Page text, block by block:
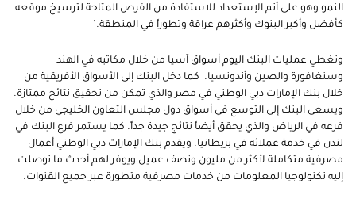
النمو وهو على أتم الإستعداد للاستفادة من الفرص المتاحة لترسيخ موقعه
كأفضل وأكبر البنوك وأكثرهم عراقة وتطوراً في المنطقة."
وتغطي عمليات البنك اليوم أسواق آسيا من خلال مكاتبه في الهند
وسنغافورة والصين وأندونسيا. كما دخل البنك إلى الأسواق الأفريقية من
خلال بنك الإمارات دبي الوطني في مصر والذي تمكن من تحقيق نتائج ممتازة.
ويسعى البنك إلى التوسع في أسواق دول مجلس التعاون الخليجي من خلال
فرعه في الرياض والذي يحقق أيضاً نتائج جيدة جداً. كما يستمر فرع البنك في
لندن في خدمة عملائه في بريطانيا. ويقدم بنك الإمارات دبي الوطني أعمال
مصرفية متكاملة لأكثر من مليون ونصف عميل ويوفر لهم أحدث ما توصلت
إليه تكنولوجيا المعلومات من خدمات مصرفية متطورة عبر جميع القنوات.